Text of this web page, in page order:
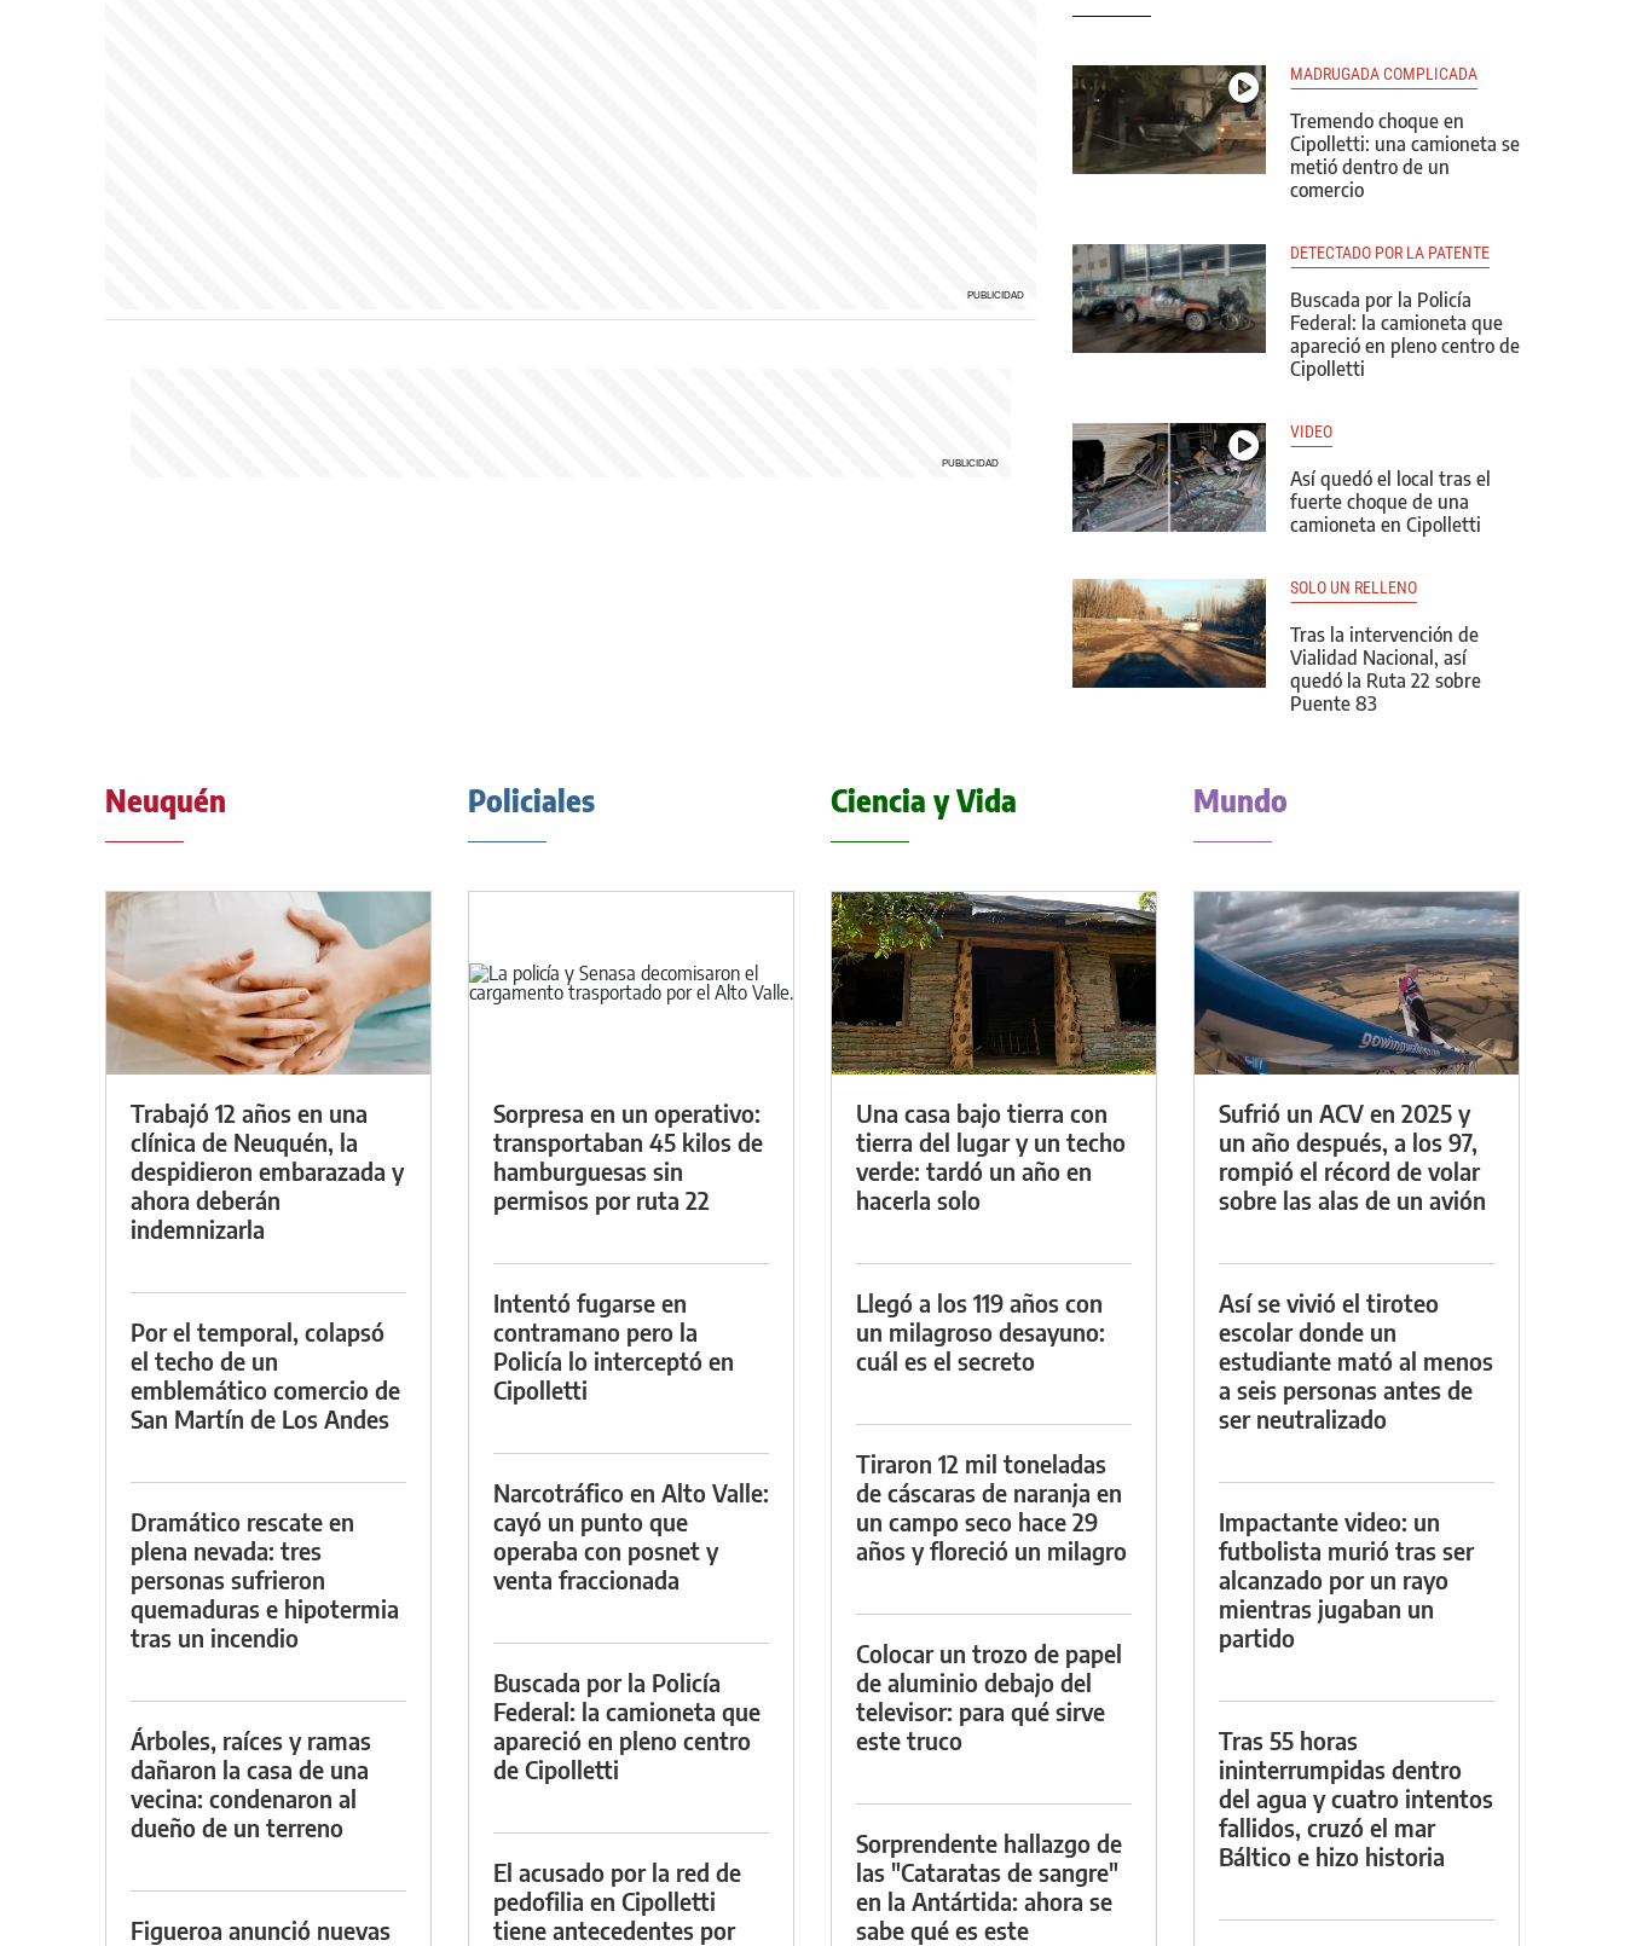
MADRUGADA COMPLICADA
Tremendo choque en
Cipolletti: una camioneta se
metió dentro de un
comercio
DETECTADO POR LA PATENTE
Buscada por la Policía
Federal: la camioneta que
apareció en pleno centro de
Cipolletti
VIDEO
Así quedó el local tras el
fuerte choque de una
camioneta en Cipolletti
SOLO UN RELLENO
Tras la intervención de
Vialidad Nacional, así
quedó la Ruta 22 sobre
Puente 83
Neuquén
Trabajó 12 años en una
clínica de Neuquén, la
despidieron embarazada y
ahora deberán
indemnizarla
Por el temporal, colapsó
el techo de un
emblemático comercio de
San Martín de Los Andes
Dramático rescate en
plena nevada: tres
personas sufrieron
quemaduras e hipotermia
tras un incendio
Árboles, raíces y ramas
dañaron la casa de una
vecina: condenaron al
dueño de un terreno
Figueroa anunció nuevas
Policiales
Sorpresa en un operativo:
transportaban 45 kilos de
hamburguesas sin
permisos por ruta 22
Intentó fugarse en
contramano pero la
Policía lo interceptó en
Cipolletti
Narcotráfico en Alto Valle:
cayó un punto que
operaba con posnet y
venta fraccionada
Buscada por la Policía
Federal: la camioneta que
apareció en pleno centro
de Cipolletti
El acusado por la red de
pedofilia en Cipolletti
tiene antecedentes por
Ciencia y Vida
Una casa bajo tierra con
tierra del lugar y un techo
verde: tardó un año en
hacerla solo
Llegó a los 119 años con
un milagroso desayuno:
cuál es el secreto
Tiraron 12 mil toneladas
de cáscaras de naranja en
un campo seco hace 29
años y floreció un milagro
Colocar un trozo de papel
de aluminio debajo del
televisor: para qué sirve
este truco
Sorprendente hallazgo de
las "Cataratas de sangre"
en la Antártida: ahora se
sabe qué es este
Mundo
Sufrió un ACV en 2025 y
un año después, a los 97,
rompió el récord de volar
sobre las alas de un avión
Así se vivió el tiroteo
escolar donde un
estudiante mató al menos
a seis personas antes de
ser neutralizado
Impactante video: un
futbolista murió tras ser
alcanzado por un rayo
mientras jugaban un
partido
Tras 55 horas
ininterrumpidas dentro
del agua y cuatro intentos
fallidos, cruzó el mar
Báltico e hizo historia